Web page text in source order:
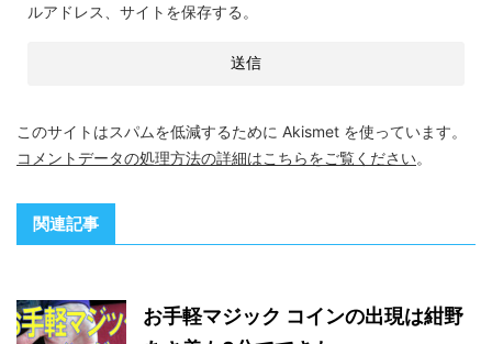
ルアドレス、サイトを保存する。
このサイトはスパムを低減するために Akismet を使っています。
コメントデータの処理方法の詳細はこちらをご覧ください。
関連記事
お手軽マジック コインの出現は紺野